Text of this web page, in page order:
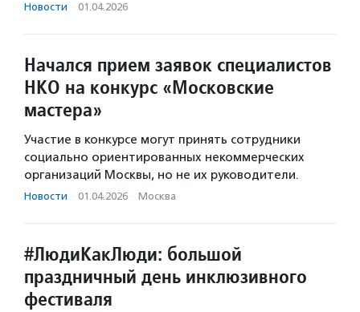
Новости · 01.04.2026
Начался прием заявок специалистов
НКО на конкурс «Московские
мастера»
Участие в конкурсе могут принять сотрудники
социально ориентированных некоммерческих
организаций Москвы, но не их руководители.
Новости · 01.04.2026 · Москва
#ЛюдиКакЛюди: большой
праздничный день инклюзивного
фестиваля